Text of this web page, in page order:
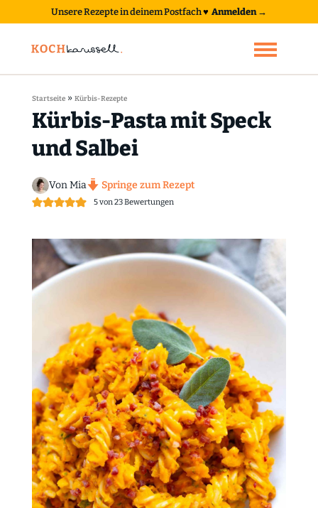
Unsere Rezepte in deinem Postfach♥ Anmelden →
Startseite» Kürbis-Rezepte
Kürbis-Pasta mit Speck
und Salbei
Von Mia Springe zum Rezept
5von23Bewertungen